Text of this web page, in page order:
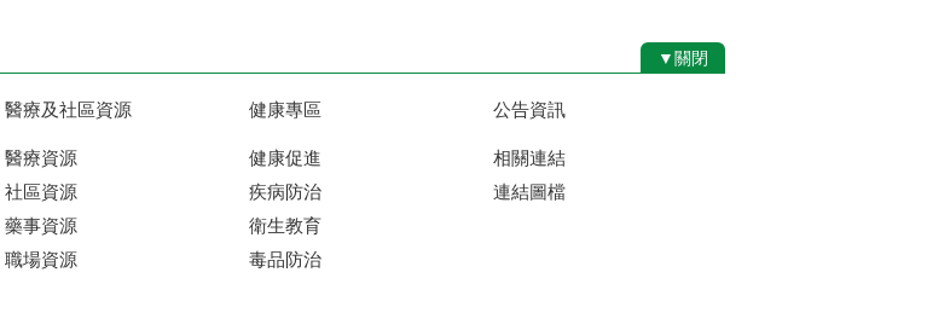
▼關閉
醫療及社區資源
醫療資源
社區資源
藥事資源
職場資源
健康專區
健康促進
疾病防治
衛生教育
毒品防治
公告資訊
相關連結
連結圖檔